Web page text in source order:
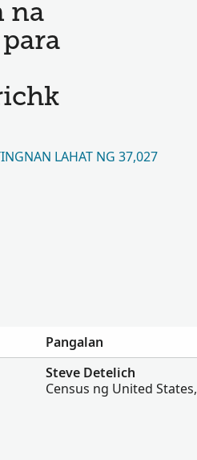
na
LAHAT NG 37,027
Pangalan
Steve Detelich
Census ng United